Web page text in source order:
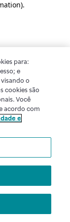
.
para:
e
o
cookies são
Você
acordo com
e